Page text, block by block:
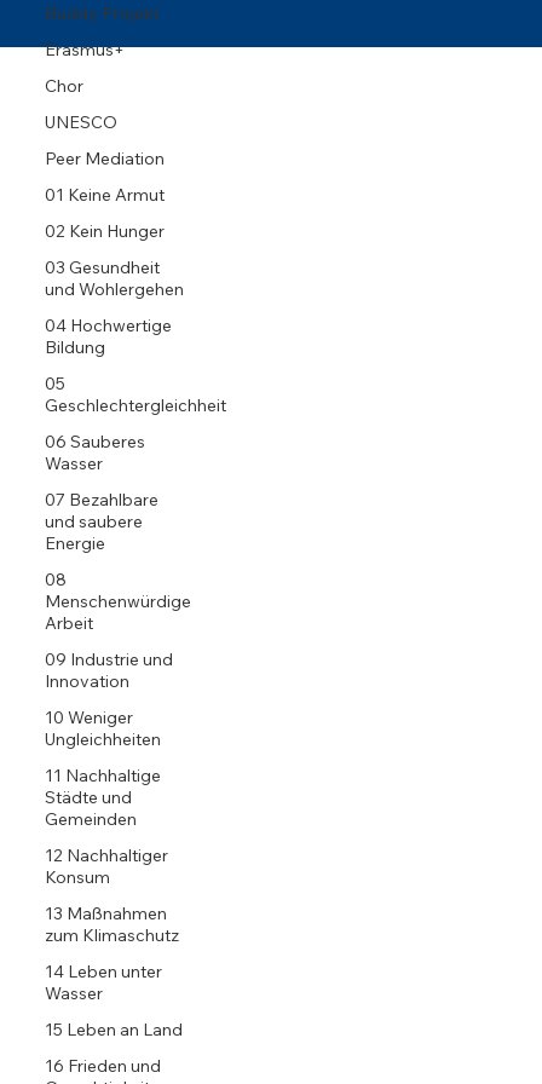
Buddy Projekt
Erasmus+
Chor
UNESCO
Peer Mediation
01 Keine Armut
02 Kein Hunger
03 Gesundheit
und Wohlergehen
04 Hochwertige
Bildung
05
Geschlechtergleichheit
06 Sauberes
Wasser
07 Bezahlbare
und saubere
Energie
08
Menschenwürdige
Arbeit
09 Industrie und
Innovation
10 Weniger
Ungleichheiten
11 Nachhaltige
Städte und
Gemeinden
12 Nachhaltiger
Konsum
13 Maßnahmen
zum Klimaschutz
14 Leben unter
Wasser
15 Leben an Land
16 Frieden und